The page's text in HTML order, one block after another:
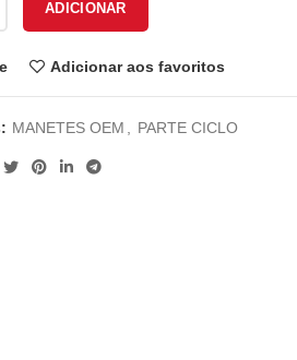
ADICIONAR
Adicionar aos favoritos
MANETES OEM PARTE CICLO